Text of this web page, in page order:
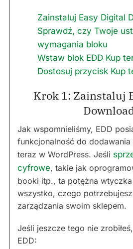
Zainstaluj Easy Digital
Sprawdź, czy Twoje
wymagania bloku
Wstaw blok EDD Kup
Dostosuj przycisk Kup
Krok 1: Zainstaluj
Jak wspomnieliśmy, EDD
funkcjonalność do
teraz w WordPress. Jeśli
cyfrowe, takie jak
booki itp., ta potężna
wszystko, czego
zarządzania swoim sklepem.
Jeśli jeszcze tego nie
EDD: